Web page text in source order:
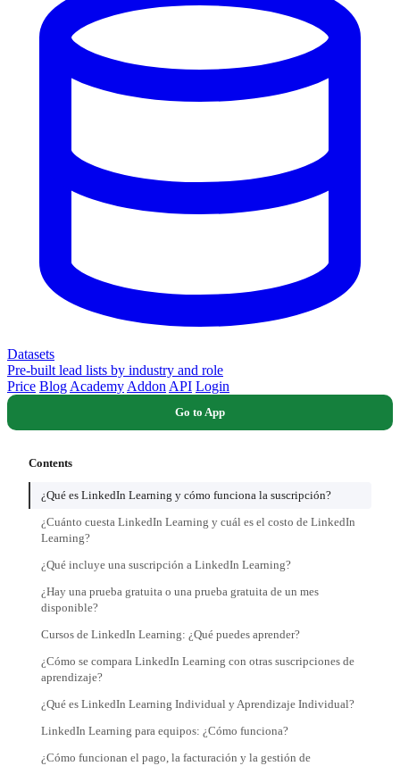
Datasets
Pre-built lead lists by industry and role
Price Blog Academy Addon API Login
Go to App
Contents
¿Qué es LinkedIn Learning y cómo funciona la suscripción?
¿Cuánto cuesta LinkedIn Learning y cuál es el costo de LinkedIn
Learning?
¿Qué incluye una suscripción a LinkedIn Learning?
¿Hay una prueba gratuita o una prueba gratuita de un mes
disponible?
Cursos de LinkedIn Learning: ¿Qué puedes aprender?
¿Cómo se compara LinkedIn Learning con otras suscripciones de
aprendizaje?
¿Qué es LinkedIn Learning Individual y Aprendizaje Individual?
LinkedIn Learning para equipos: ¿Cómo funciona?
¿Cómo funcionan el pago, la facturación y la gestión de